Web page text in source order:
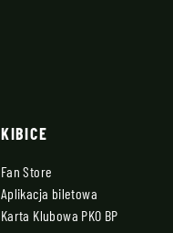
KIBICE
Fan Store
Aplikacja biletowa
Karta Klubowa PKO BP